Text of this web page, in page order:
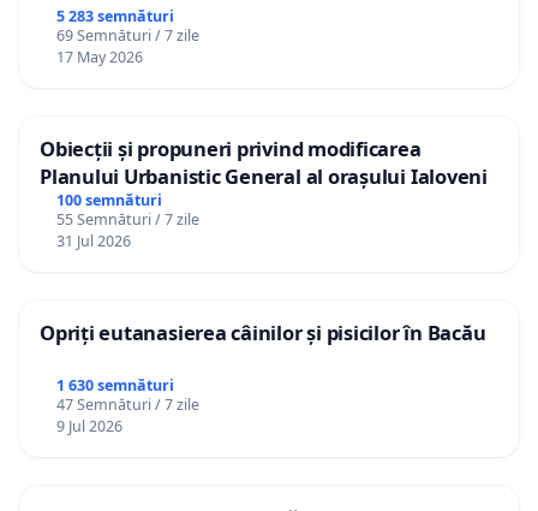
5 283 semnături
69 Semnături / 7 zile
17 May 2026
Obiecții și propuneri privind modificarea
Planului Urbanistic General al orașului Ialoveni
100 semnături
55 Semnături / 7 zile
31 Jul 2026
Opriți eutanasierea câinilor și pisicilor în Bacău
1 630 semnături
47 Semnături / 7 zile
9 Jul 2026